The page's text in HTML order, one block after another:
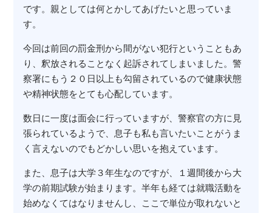
です。親としては何とかしてあげたいと思っていま
す。
今回は前回の罰金刑から間がない犯行ということもあ
り、釈放されることなく起訴されてしまいました。警
察署にもう２０日以上も勾留されているので健康状態
や精神状態をとても心配しています。
数日に一度は面会に行っていますが、警察官の方に見
張られているようで、息子も私も言いたいことがうま
く言えないのでもどかしい思いを抱えています。
また、息子は大学３年生なのですが、１週間後から大
学の前期試験が始まります。半年も経ては就職活動を
始めなくてはなりませんし、ここで単位が取れないと